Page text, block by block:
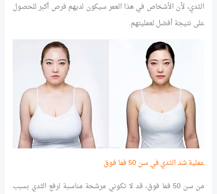
الثدي، لأن الأشخاص في هذا العمر سيكون لديهم فرص أكبر للحصول
على نتيجة أفضل لعمليتهم.
عملية شد الثدي في سن 50 فما فوق
من سن 50 فما فوق، قد لا تكوني مرشحة مناسبة لرفع الثدي بسبب